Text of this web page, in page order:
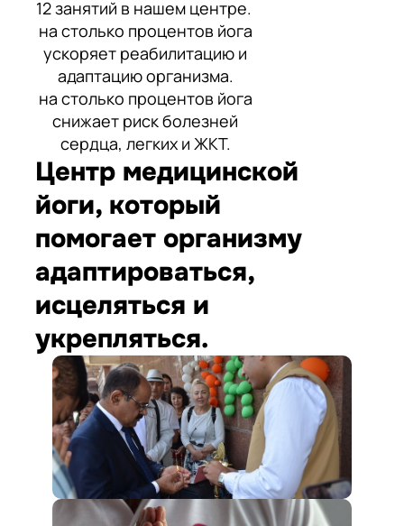
12 занятий в нашем центре.
на столько процентов йога
ускоряет реабилитацию и
адаптацию организма.
на столько процентов йога
снижает риск болезней
сердца, легких и ЖКТ.
Центр медицинской
йоги, который
помогает организму
адаптироваться,
исцеляться и
укрепляться.